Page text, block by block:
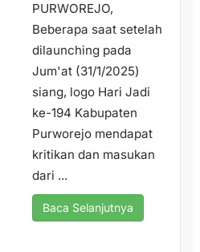
PURWOREJO,
Beberapa saat setelah
dilaunching pada
Jum'at (31/1/2025)
siang, logo Hari Jadi
ke-194 Kabupaten
Purworejo mendapat
kritikan dan masukan
dari ...
Baca Selanjutnya